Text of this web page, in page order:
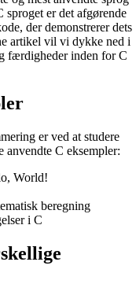
er det afgørende
der demonstrerer dets
artikel vil vi dykke ned i
færdigheder inden for C
er ved at studere
anvendte C eksempler:
World!
beregning
i C